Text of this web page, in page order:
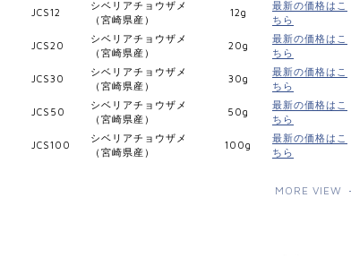
JCS12
シベリアチョウザメ
（宮崎県産）
12g
最新の価格はこ
ちら
JCS20
シベリアチョウザメ
（宮崎県産）
20g
最新の価格はこ
ちら
JCS30
シベリアチョウザメ
（宮崎県産）
30g
最新の価格はこ
ちら
JCS50
シベリアチョウザメ
（宮崎県産）
50g
最新の価格はこ
ちら
JCS100
シベリアチョウザメ
（宮崎県産）
100g
最新の価格はこ
ちら
MORE VIEW